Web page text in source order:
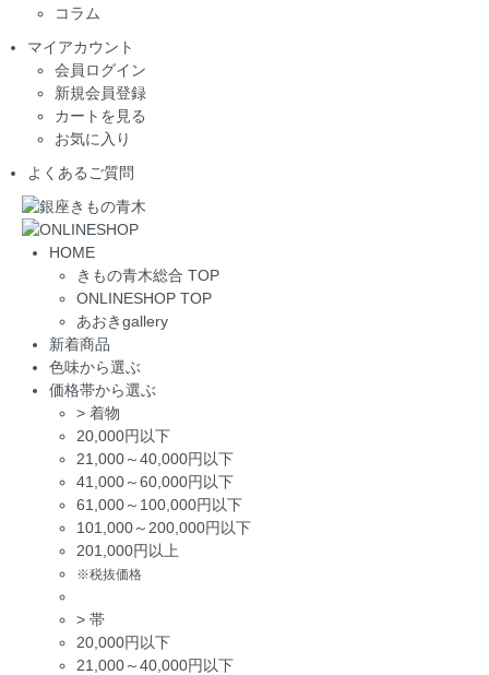
コラム
マイアカウント
会員ログイン
新規会員登録
カートを見る
お気に入り
よくあるご質問
HOME
きもの青木総合 TOP
ONLINESHOP TOP
あおきgallery
新着商品
色味から選ぶ
価格帯から選ぶ
> 着物
20,000円以下
21,000～40,000円以下
41,000～60,000円以下
61,000～100,000円以下
101,000～200,000円以下
201,000円以上
※税抜価格
> 帯
20,000円以下
21,000～40,000円以下